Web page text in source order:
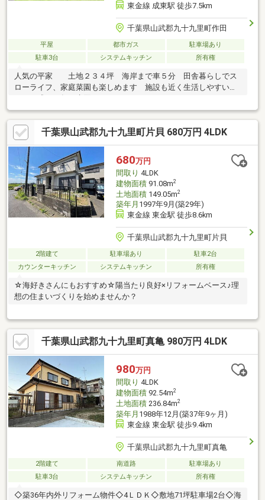
東金線 成東駅 徒歩7.5km
千葉県山武郡九十九里町作田
平屋 都市ガス
駐車場あり
駐車3台
システムキッチン 所有権
人気の平家 土地２３４坪 海岸まで車５分 田舎暮らしでス
ローライフ、家庭菜園も楽しめます 施設も近く生活しやすいで
千葉県山武郡九十九里町片貝 680万円 4LDK
680万円
間取り 4LDK
建物面積91.08m2
土地面積149.05m2
築年月 1997年9月(築29年)
東金線 東金駅 徒歩8.6km
千葉県山武郡九十九里町片貝
2階建て 駐車場あり
駐車2台
カウンターキッチン
システムキッチン 所有権
☆海好きさんにもおすすめ☆陽当たり良好×リフォームベース♪理
想の住まいづくりを始めませんか？
千葉県山武郡九十九里町真亀 980万円 4LDK
980万円
間取り 4LDK
建物面積92.54m2
土地面積236.84m2
築年月 1988年12月(築37年9ヶ月)
東金線 東金駅 徒歩9.4km
千葉県山武郡九十九里町真亀
2階建て 南道路
駐車場あり
駐車3台
システムキッチン 所有権
◇築36年内外リフォーム物件◇4ＬＤＫ◇敷地71坪駐車場2台◇海